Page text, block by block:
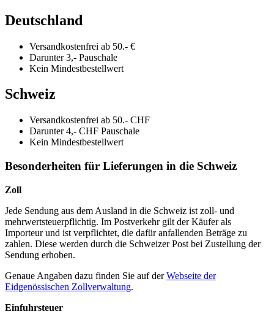
Deutschland
Versandkostenfrei ab 50.- €
Darunter 3,- Pauschale
Kein Mindestbestellwert
Schweiz
Versandkostenfrei ab 50.- CHF
Darunter 4,- CHF Pauschale
Kein Mindestbestellwert
Besonderheiten für Lieferungen in die Schweiz
Zoll
Jede Sendung aus dem Ausland in die Schweiz ist zoll- und
mehrwertsteuerpflichtig. Im Postverkehr gilt der Käufer als
Importeur und ist verpflichtet, die dafür anfallenden Beträge zu
zahlen. Diese werden durch die Schweizer Post bei Zustellung der
Sendung erhoben.
Genaue Angaben dazu finden Sie auf derWebseite der
Eidgenössischen Zollverwaltung.
Einfuhrsteuer